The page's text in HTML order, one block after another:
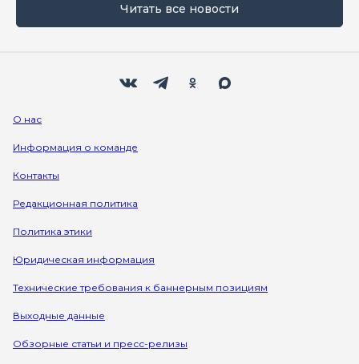
Читать все новости
О нас
Информация о команде
Контакты
Редакционная политика
Политика этики
Юридическая информация
Технические требования к баннерным позициям
Выходные данные
Обзорные статьи и пресс-релизы